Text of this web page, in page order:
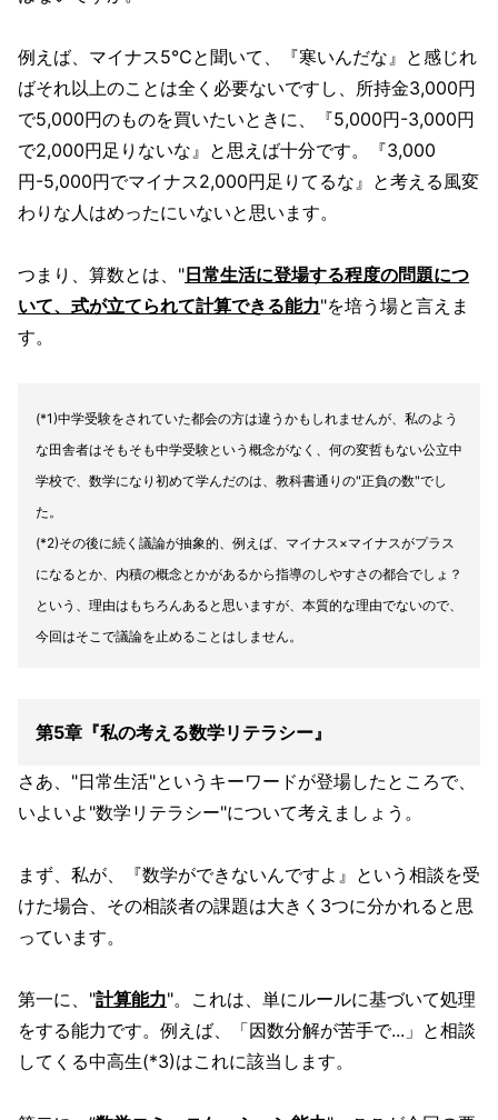
例えば、マイナス5℃と聞いて、『寒いんだな』と感じれ
ばそれ以上のことは全く必要ないですし、所持金3,000円
で5,000円のものを買いたいときに、『5,000円-3,000円
で2,000円足りないな』と思えば十分です。『3,000
円-5,000円でマイナス2,000円足りてるな』と考える風変
わりな人はめったにいないと思います。
つまり、算数とは、"日常生活に登場する程度の問題につ
いて、式が立てられて計算できる能力"を培う場と言えま
す。
(*1)中学受験をされていた都会の方は違うかもしれませんが、私のよう
な田舎者はそもそも中学受験という概念がなく、何の変哲もない公立中
学校で、数学になり初めて学んだのは、教科書通りの"正負の数"でし
た。
(*2)その後に続く議論が抽象的、例えば、マイナス×マイナスがプラス
になるとか、内積の概念とかがあるから指導のしやすさの都合でしょ？
という、理由はもちろんあると思いますが、本質的な理由でないので、
今回はそこで議論を止めることはしません。
第5章『私の考える数学リテラシー』
さあ、"日常生活"というキーワードが登場したところで、
いよいよ"数学リテラシー"について考えましょう。
まず、私が、『数学ができないんですよ』という相談を受
けた場合、その相談者の課題は大きく3つに分かれると思
っています。
第一に、"計算能力"。これは、単にルールに基づいて処理
をする能力です。例えば、「因数分解が苦手で...」と相談
してくる中高生(*3)はこれに該当します。